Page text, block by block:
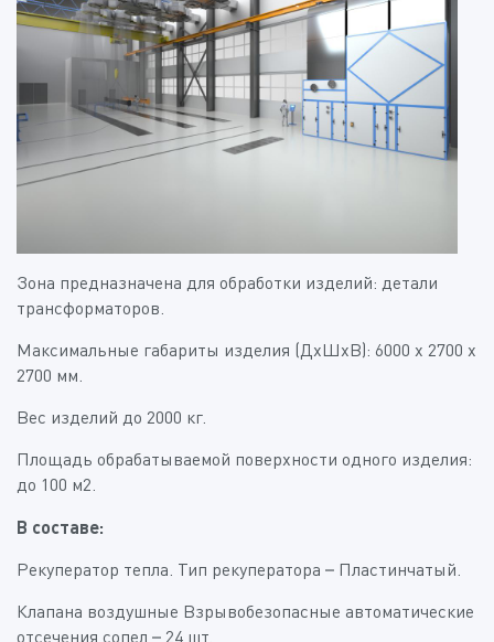
Зона предназначена для обработки изделий: детали
трансформаторов.
Максимальные габариты изделия (ДхШхВ): 6000 х 2700 x
2700 мм.
Вес изделий до 2000 кг.
Площадь обрабатываемой поверхности одного изделия:
до 100 м2.
В составе:
Рекуператор тепла. Тип рекуператора – Пластинчатый.
Клапана воздушные Взрывобезопасные автоматические
отсечения сопел – 24 шт.